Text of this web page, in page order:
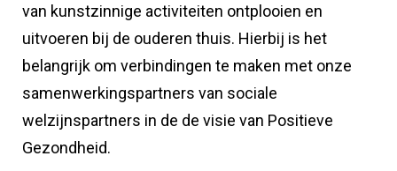
van kunstzinnige activiteiten ontplooien en
uitvoeren bij de ouderen thuis. Hierbij is het
belangrijk om verbindingen te maken met onze
samenwerkingspartners van sociale
welzijnspartners in de de visie van Positieve
Gezondheid.